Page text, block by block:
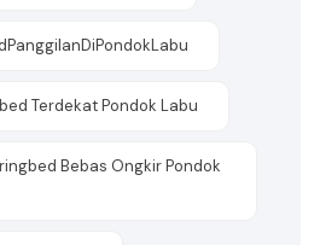
Terdekat Pondok Labu
Bebas Ongkir Pondok